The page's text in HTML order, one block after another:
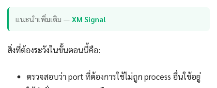
แนะนำเพิ่มเติม —XM Signal
สิ่งที่ต้องระวังในขั้นตอนนี้คือ:
ตรวจสอบว่า port ที่ต้องการใช้ไม่ถูก process อื่นใช้อยู่